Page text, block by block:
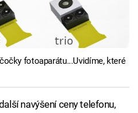
fotoaparátu...Uvidíme, které
navýšení ceny telefonu,